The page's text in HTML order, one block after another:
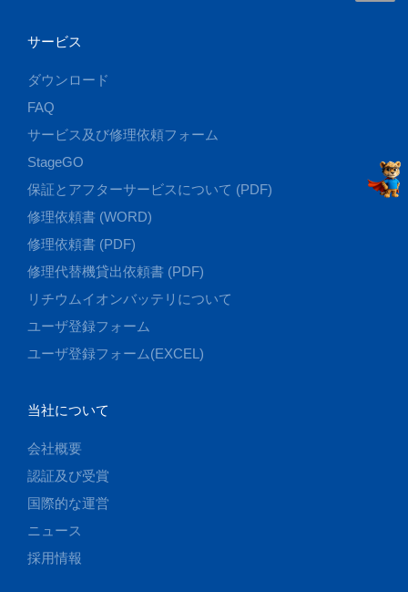
サービス
ダウンロード
FAQ
サービス及び修理依頼フォーム
StageGO
保証とアフターサービスについて (PDF)
修理依頼書 (WORD)
修理依頼書 (PDF)
修理代替機貸出依頼書 (PDF)
リチウムイオンバッテリについて
ユーザ登録フォーム
ユーザ登録フォーム(EXCEL)
当社について
会社概要
認証及び受賞
国際的な運営
ニュース
採用情報